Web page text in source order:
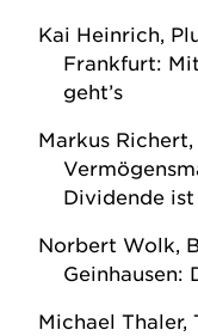
Kai Heinrich,
Frankfurt:
geht’s
Markus
Dividende
Norbert Wolk,
Geinhausen:
Michael Thaler,